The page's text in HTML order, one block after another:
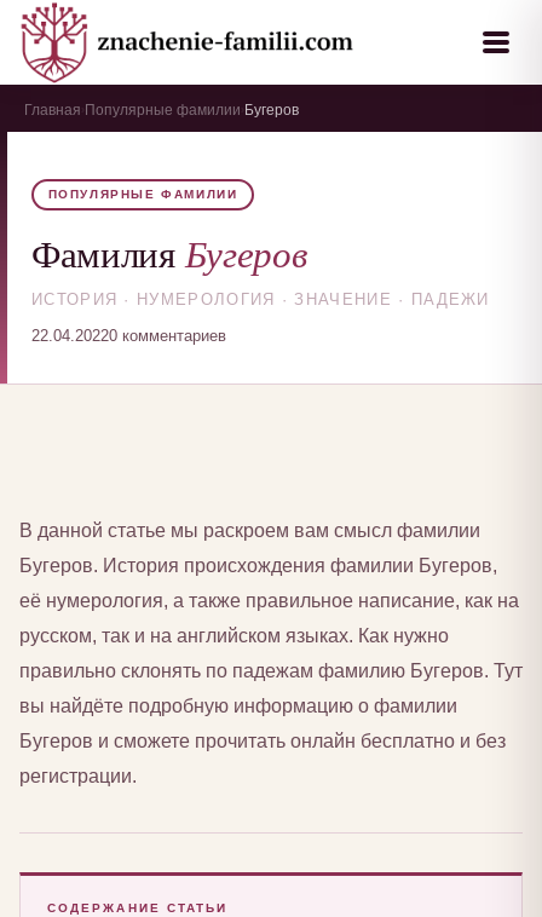
Главная Популярные фамилии Бугеров
ПОПУЛЯРНЫЕ ФАМИЛИИ
ФамилияБугеров
ИСТОРИЯ · НУМЕРОЛОГИЯ · ЗНАЧЕНИЕ · ПАДЕЖИ
22.04.20220 комментариев
В данной статье мы раскроем вам смысл фамилии
Бугеров. История происхождения фамилии Бугеров,
её нумерология, а также правильное написание, как на
русском, так и на английском языках. Как нужно
правильно склонять по падежам фамилию Бугеров. Тут
вы найдёте подробную информацию о фамилии
Бугеров и сможете прочитать онлайн бесплатно и без
регистрации.
СОДЕРЖАНИЕ СТАТЬИ